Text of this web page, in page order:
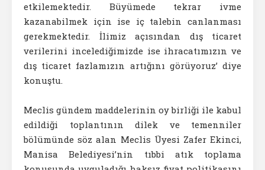
etkilemektedir. Büyümede tekrar ivme
kazanabilmek için ise iç talebin canlanması
gerekmektedir. İlimiz açısından dış ticaret
verilerini incelediğimizde ise ihracatımızın ve
dış ticaret fazlamızın artığını görüyoruz’ diye
konuştu.
Meclis gündem maddelerinin oy birliği ile kabul
edildiği toplantının dilek ve temenniler
bölümünde söz alan Meclis Üyesi Zafer Ekinci,
Manisa Belediyesi’nin tıbbi atık toplama